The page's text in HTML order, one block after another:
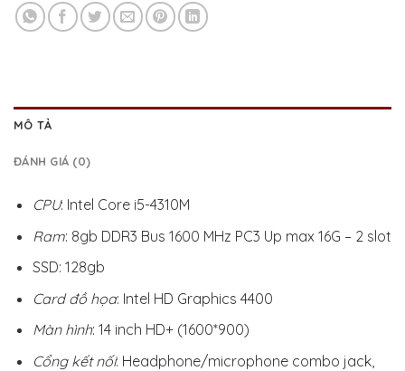
MÔ TẢ
ĐÁNH GIÁ (0)
CPU: Intel Core i5-4310M
Ram: 8gb DDR3 Bus 1600 MHz PC3 Up max 16G – 2 slot
SSD: 128gb
Card đồ họa: Intel HD Graphics 4400
Màn hình: 14 inch HD+ (1600*900)
Cổng kết nối: Headphone/microphone combo jack,